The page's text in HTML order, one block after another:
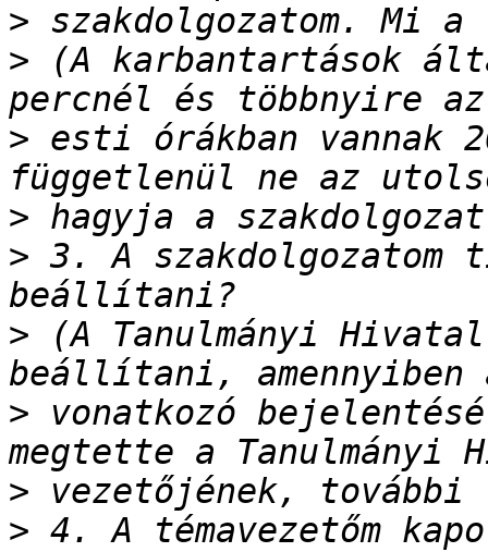
>
> (A karbantartások
> esti órákban
>
> 3. A szakdolgozatom
> (A Tanulmányi
> vonatkozó
>
> 4. A témavezetőm